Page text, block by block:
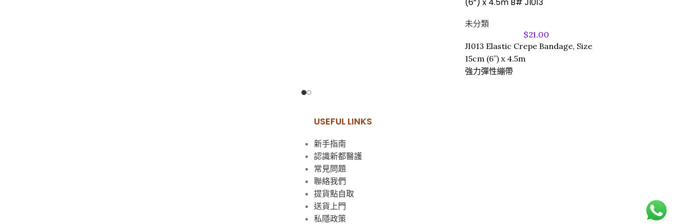
(6”) x 4.5m B# JI013
未分類
$21.00
JI013 Elastic Crepe Bandage, Size
15cm (6”) x 4.5m
強力彈性繃帶
USEFUL LINKS
新手指南
認識新都醫護
常見問題
聯絡我們
提貨點自取
送貨上門
私隱政策